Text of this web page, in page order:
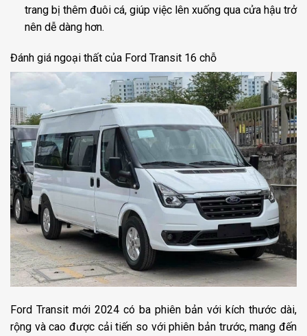
trang bị thêm đuôi cá, giúp việc lên xuống qua cửa hậu trở
nên dễ dàng hơn.
Đánh giá ngoại thất của Ford Transit 16 chỗ
Ford Transit mới 2024 có ba phiên bản với kích thước dài,
rộng và cao được cải tiến so với phiên bản trước, mang đến